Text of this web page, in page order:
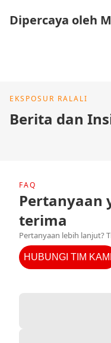
Dipercaya oleh
EKSPOSUR RALALI
Berita dan
FAQ
Pertanyaan
terima
Pertanyaan lebih lanjut?
HUBUNGI TIM KAMI